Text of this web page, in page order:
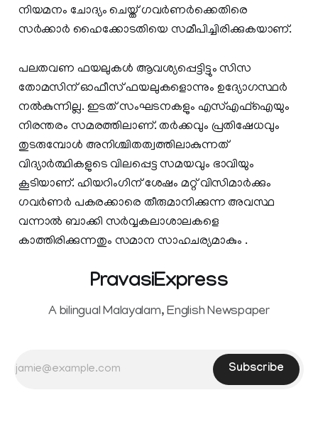
നിയമനം ചോദ്യം ചെയ്ത് ഗവര്‍ണര്‍ക്കെതിരെ
സര്‍ക്കാര്‍ ഹൈക്കോടതിയെ സമീപിച്ചിരിക്കുകയാണ്.
പലതവണ ഫയലുകൾ ആവശ്യപ്പെട്ടിട്ടും സിസ
തോമസിന് ഓഫീസ് ഫയലുകളൊന്നും ഉദ്യോഗസ്ഥര്‍
നൽകുന്നില്ല. ഇടത് സംഘടനകളും എസ്എഫ്ഐയും
നിരന്തരം സമരത്തിലാണ്. തര്‍ക്കവും പ്രതിഷേധവും
തുടരുമ്പോൾ അനിശ്ചിതത്വത്തിലാകുന്നത്
വിദ്യാര്‍ത്ഥികളുടെ വിലപ്പെട്ട സമയവും ഭാവിയും
കൂടിയാണ്. ഹിയറിംഗിന് ശേഷം മറ്റ് വിസിമാര്‍ക്കും
ഗവര്‍ണര്‍ പകരക്കാരെ തീരുമാനിക്കുന്ന അവസ്ഥ
വന്നാൽ ബാക്കി സര്‍വ്വകലാശാലകളെ
കാത്തിരിക്കുന്നതും സമാന സാഹചര്യമാകും .
PravasiExpress
A bilingual Malayalam, English Newspaper
Subscribe